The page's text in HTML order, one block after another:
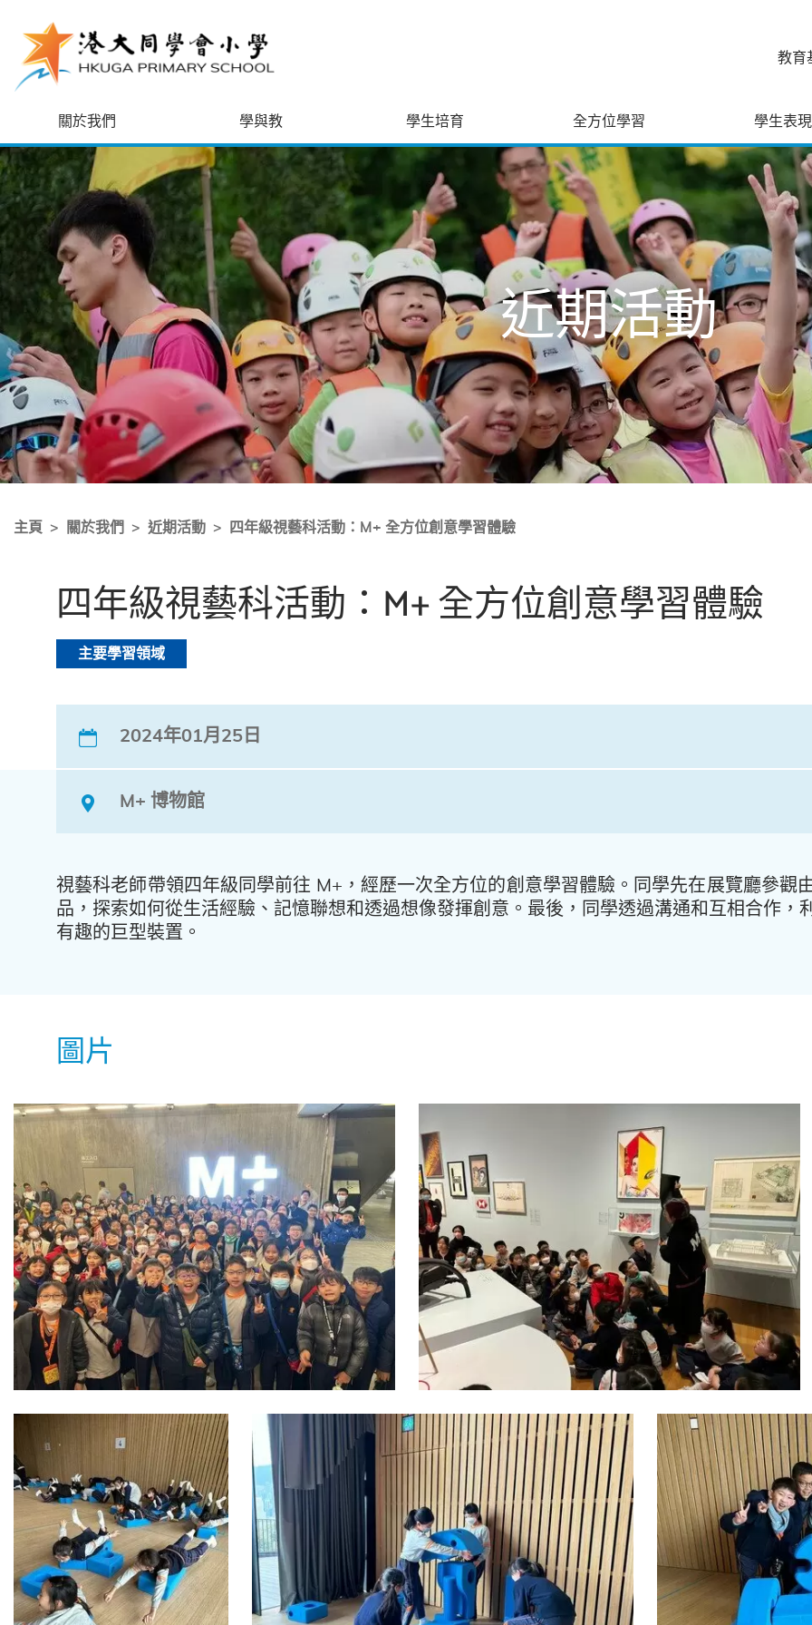
教育
關於我們 學與教 學生培育 全方位學習 學生表現
近期活動
主頁 關於我們 近期活動 四年級視藝科活動：M+ 全方位創意學習體驗
四年級視藝科活動：M+ 全方位創意學習體驗
主要學習領域
2024年01月25日
M+ 博物館
視藝科老師帶領四年級同學前往 M+，經歷一次全方位的創意學習體驗。同學先在展覽廳參觀
品，探索如何從生活經驗、記憶聯想和透過想像發揮創意。最後，同學透過溝通和互相合作，
有趣的巨型裝置。
圖片